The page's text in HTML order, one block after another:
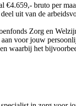
€4.659,- bruto per
uit van de
Zorg en
voor jouw
waarbij het